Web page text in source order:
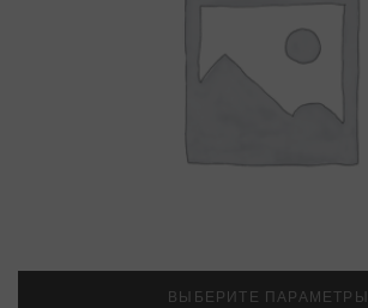
ВЫБЕРИТЕ ПАРАМЕТРЫ